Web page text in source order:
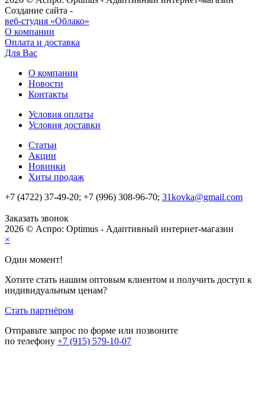
Создание сайта -
веб-студия «Облако»
О компании
Оплата и доставка
Для Вас
О компании
Новости
Контакты
Условия оплаты
Условия доставки
Статьи
Акции
Новинки
Хиты продаж
+7 (4722) 37-49-20; +7 (996) 308-96-70; 31kovka@gmail.com
Заказать звонок
2026 © Аспро: Optimus - Адаптивный интернет-магазин
×
Один момент!
Хотите стать нашим оптовым клиентом и получить доступ к
индивидуальным ценам?
Стать партнёром
Отправьте запрос по форме или позвоните
по телефону +7 (915) 579-10-07